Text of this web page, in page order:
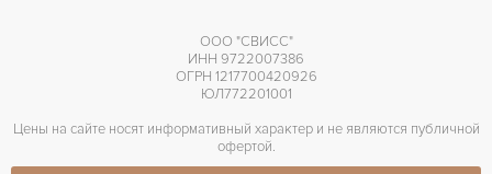
ООО "СВИСС"
ИНН 9722007386
ОГРН 1217700420926
ЮЛ772201001
Цены на сайте носят информативный характер и не являются публичной
офертой.